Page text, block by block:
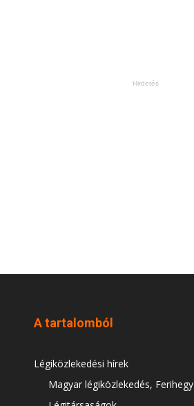
Hirdetés
A tartalomból
Légiközlekedési hírek
Magyar légiközlekedés, Ferihegy